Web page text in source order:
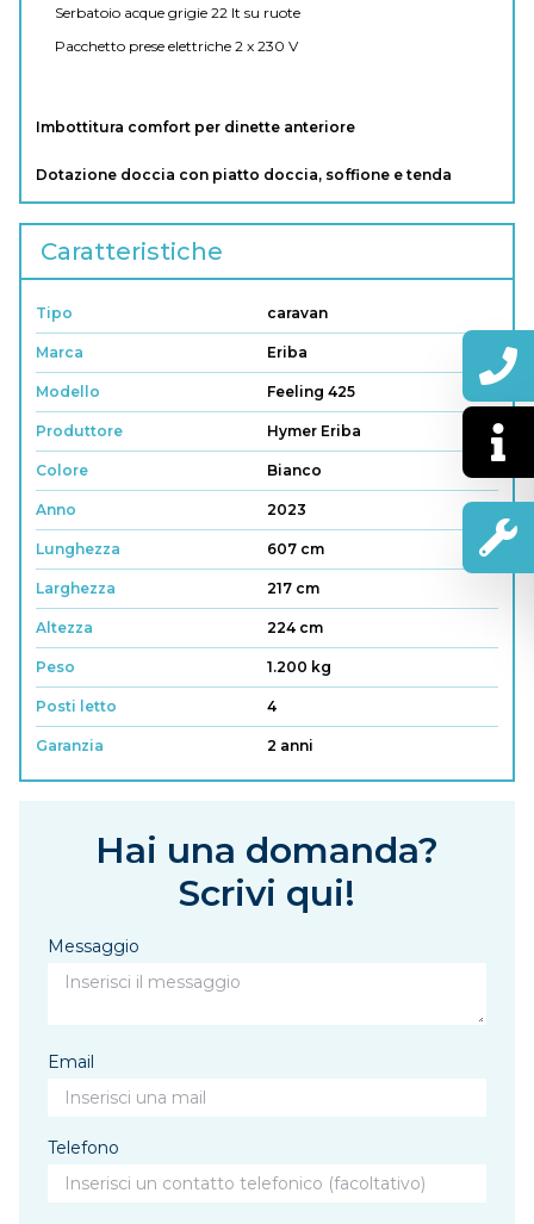
Serbatoio acque grigie 22 lt su ruote
Pacchetto prese elettriche 2 x 230 V
Imbottitura comfort per dinette anteriore
Dotazione doccia con piatto doccia, soffione e tenda
Caratteristiche
Tipo caravan
Marca Eriba
Modello Feeling 425
Produttore Hymer Eriba
Colore Bianco
Anno 2023
Lunghezza 607 cm
Larghezza 217 cm
Altezza 224 cm
Peso 1.200 kg
Posti letto 4
Garanzia 2 anni
Hai una domanda?
Scrivi qui!
Messaggio
Email
Telefono